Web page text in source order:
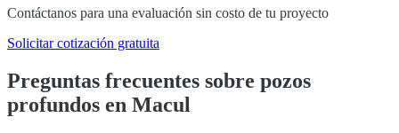
Contáctanos para una evaluación sin costo de tu proyecto
Solicitar cotización gratuita
Preguntas frecuentes sobre pozos
profundos en Macul